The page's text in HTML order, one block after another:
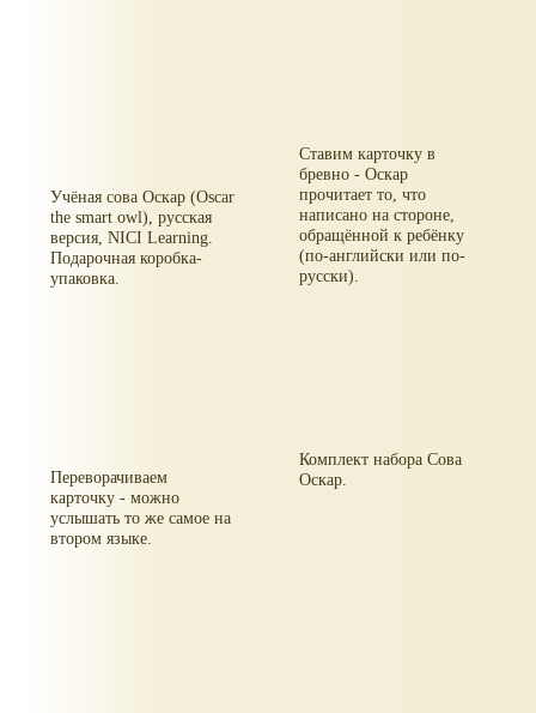
Учёная сова Оскар (Oscar
the smart owl), русская
версия, NICI Learning.
Подарочная коробка-
упаковка.
Ставим карточку в
бревно - Оскар
прочитает то, что
написано на стороне,
обращённой к ребёнку
(по-английски или по-
русски).
Переворачиваем
карточку - можно
услышать то же самое на
втором языке.
Комплект набора Сова
Оскар.